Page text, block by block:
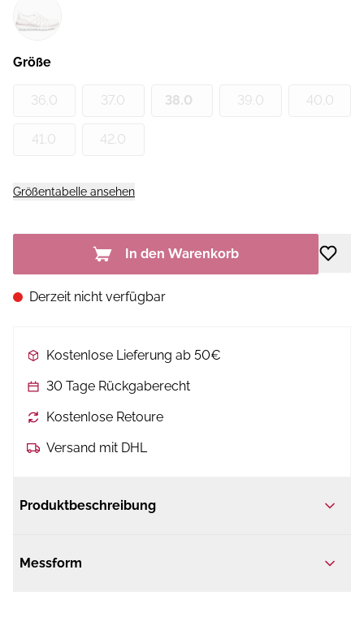
Größe
36.0 37.0 38.0 39.0 40.0
41.0 42.0
Größentabelle ansehen
In den Warenkorb
Derzeit nicht verfügbar
Kostenlose Lieferung ab 50€
30 Tage Rückgaberecht
Kostenlose Retoure
Versand mit DHL
Produktbeschreibung
Messform